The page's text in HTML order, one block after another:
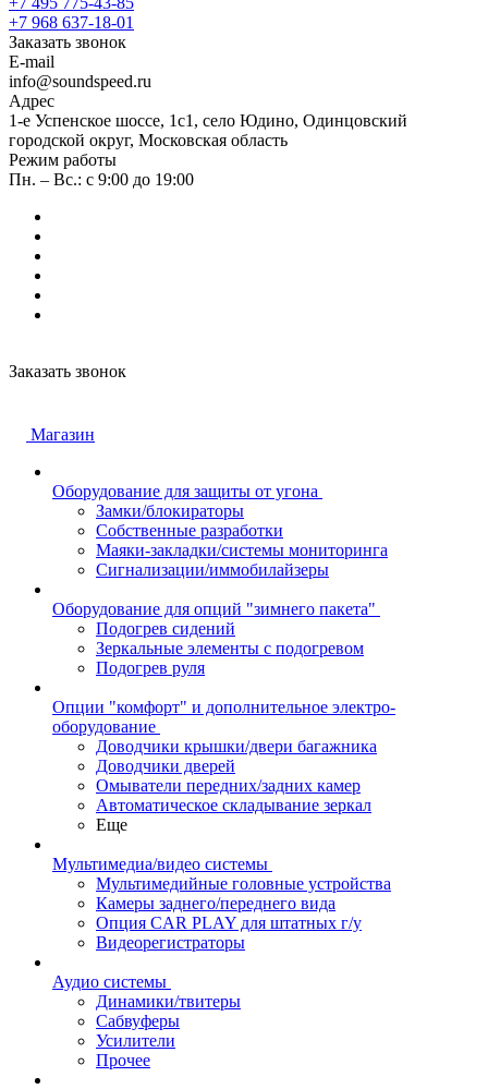
+7 968 637-18-01
Заказать звонок
E-mail
info@soundspeed.ru
Адрес
1-е Успенское шоссе, 1с1, село Юдино, Одинцовский
городской округ, Московская область
Режим работы
Пн. – Вс.: с 9:00 до 19:00
Заказать звонок
Магазин
Оборудование для защиты от угона
Замки/блокираторы
Собственные разработки
Маяки-закладки/системы мониторинга
Сигнализации/иммобилайзеры
Оборудование для опций "зимнего пакета"
Подогрев сидений
Зеркальные элементы с подогревом
Подогрев руля
Опции "комфорт" и дополнительное электро-
оборудование
Доводчики крышки/двери багажника
Доводчики дверей
Омыватели передних/задних камер
Автоматическое складывание зеркал
Еще
Мультимедиа/видео системы
Мультимедийные головные устройства
Камеры заднего/переднего вида
Опция CAR PLAY для штатных г/у
Видеорегистраторы
Аудио системы
Динамики/твитеры
Сабвуферы
Усилители
Прочее